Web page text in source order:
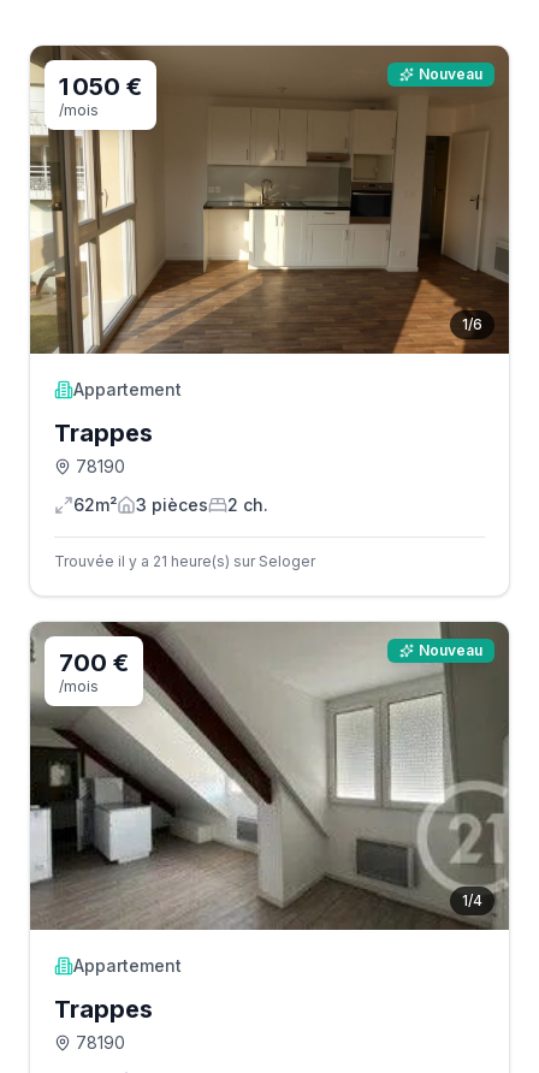
1/6
1 050 €
/mois
Nouveau
Appartement
Trappes
78190
62m²
3 pièces 2 ch.
Trouvée il y a 21 heure(s) sur Seloger
1/4
700 €
/mois
Nouveau
Appartement
Trappes
78190